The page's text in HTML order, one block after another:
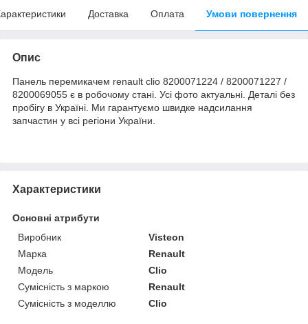
Доставка Оплата Умови повернення
Опис
Панель перемикачем renault clio 8200071224 / 8200071227 /
8200069055 є в робочому стані. Усі фото актуальні. Деталі без
пробігу в Україні. Ми гарантуємо швидке надсилання
запчастин у всі регіони України.
Характеристики
Основні атрибути
Виробник
Visteon
Марка
Renault
Модель
Clio
Сумісність з маркою
Renault
Сумісність з моделлю
Clio